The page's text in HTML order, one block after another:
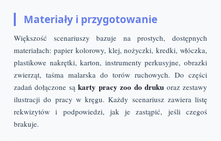
Materiały i przygotowanie
Większość scenariuszy bazuje na prostych, dostępnych
materiałach: papier kolorowy, klej, nożyczki, kredki, włóczka,
plastikowe nakrętki, karton, instrumenty perkusyjne, obrazki
zwierząt, taśma malarska do torów ruchowych. Do części
zadań dołączone sąkarty pracy zoo do druku oraz zestawy
ilustracji do pracy w kręgu. Każdy scenariusz zawiera listę
rekwizytów i podpowiedzi, jak je zastąpić, jeśli czegoś
brakuje.